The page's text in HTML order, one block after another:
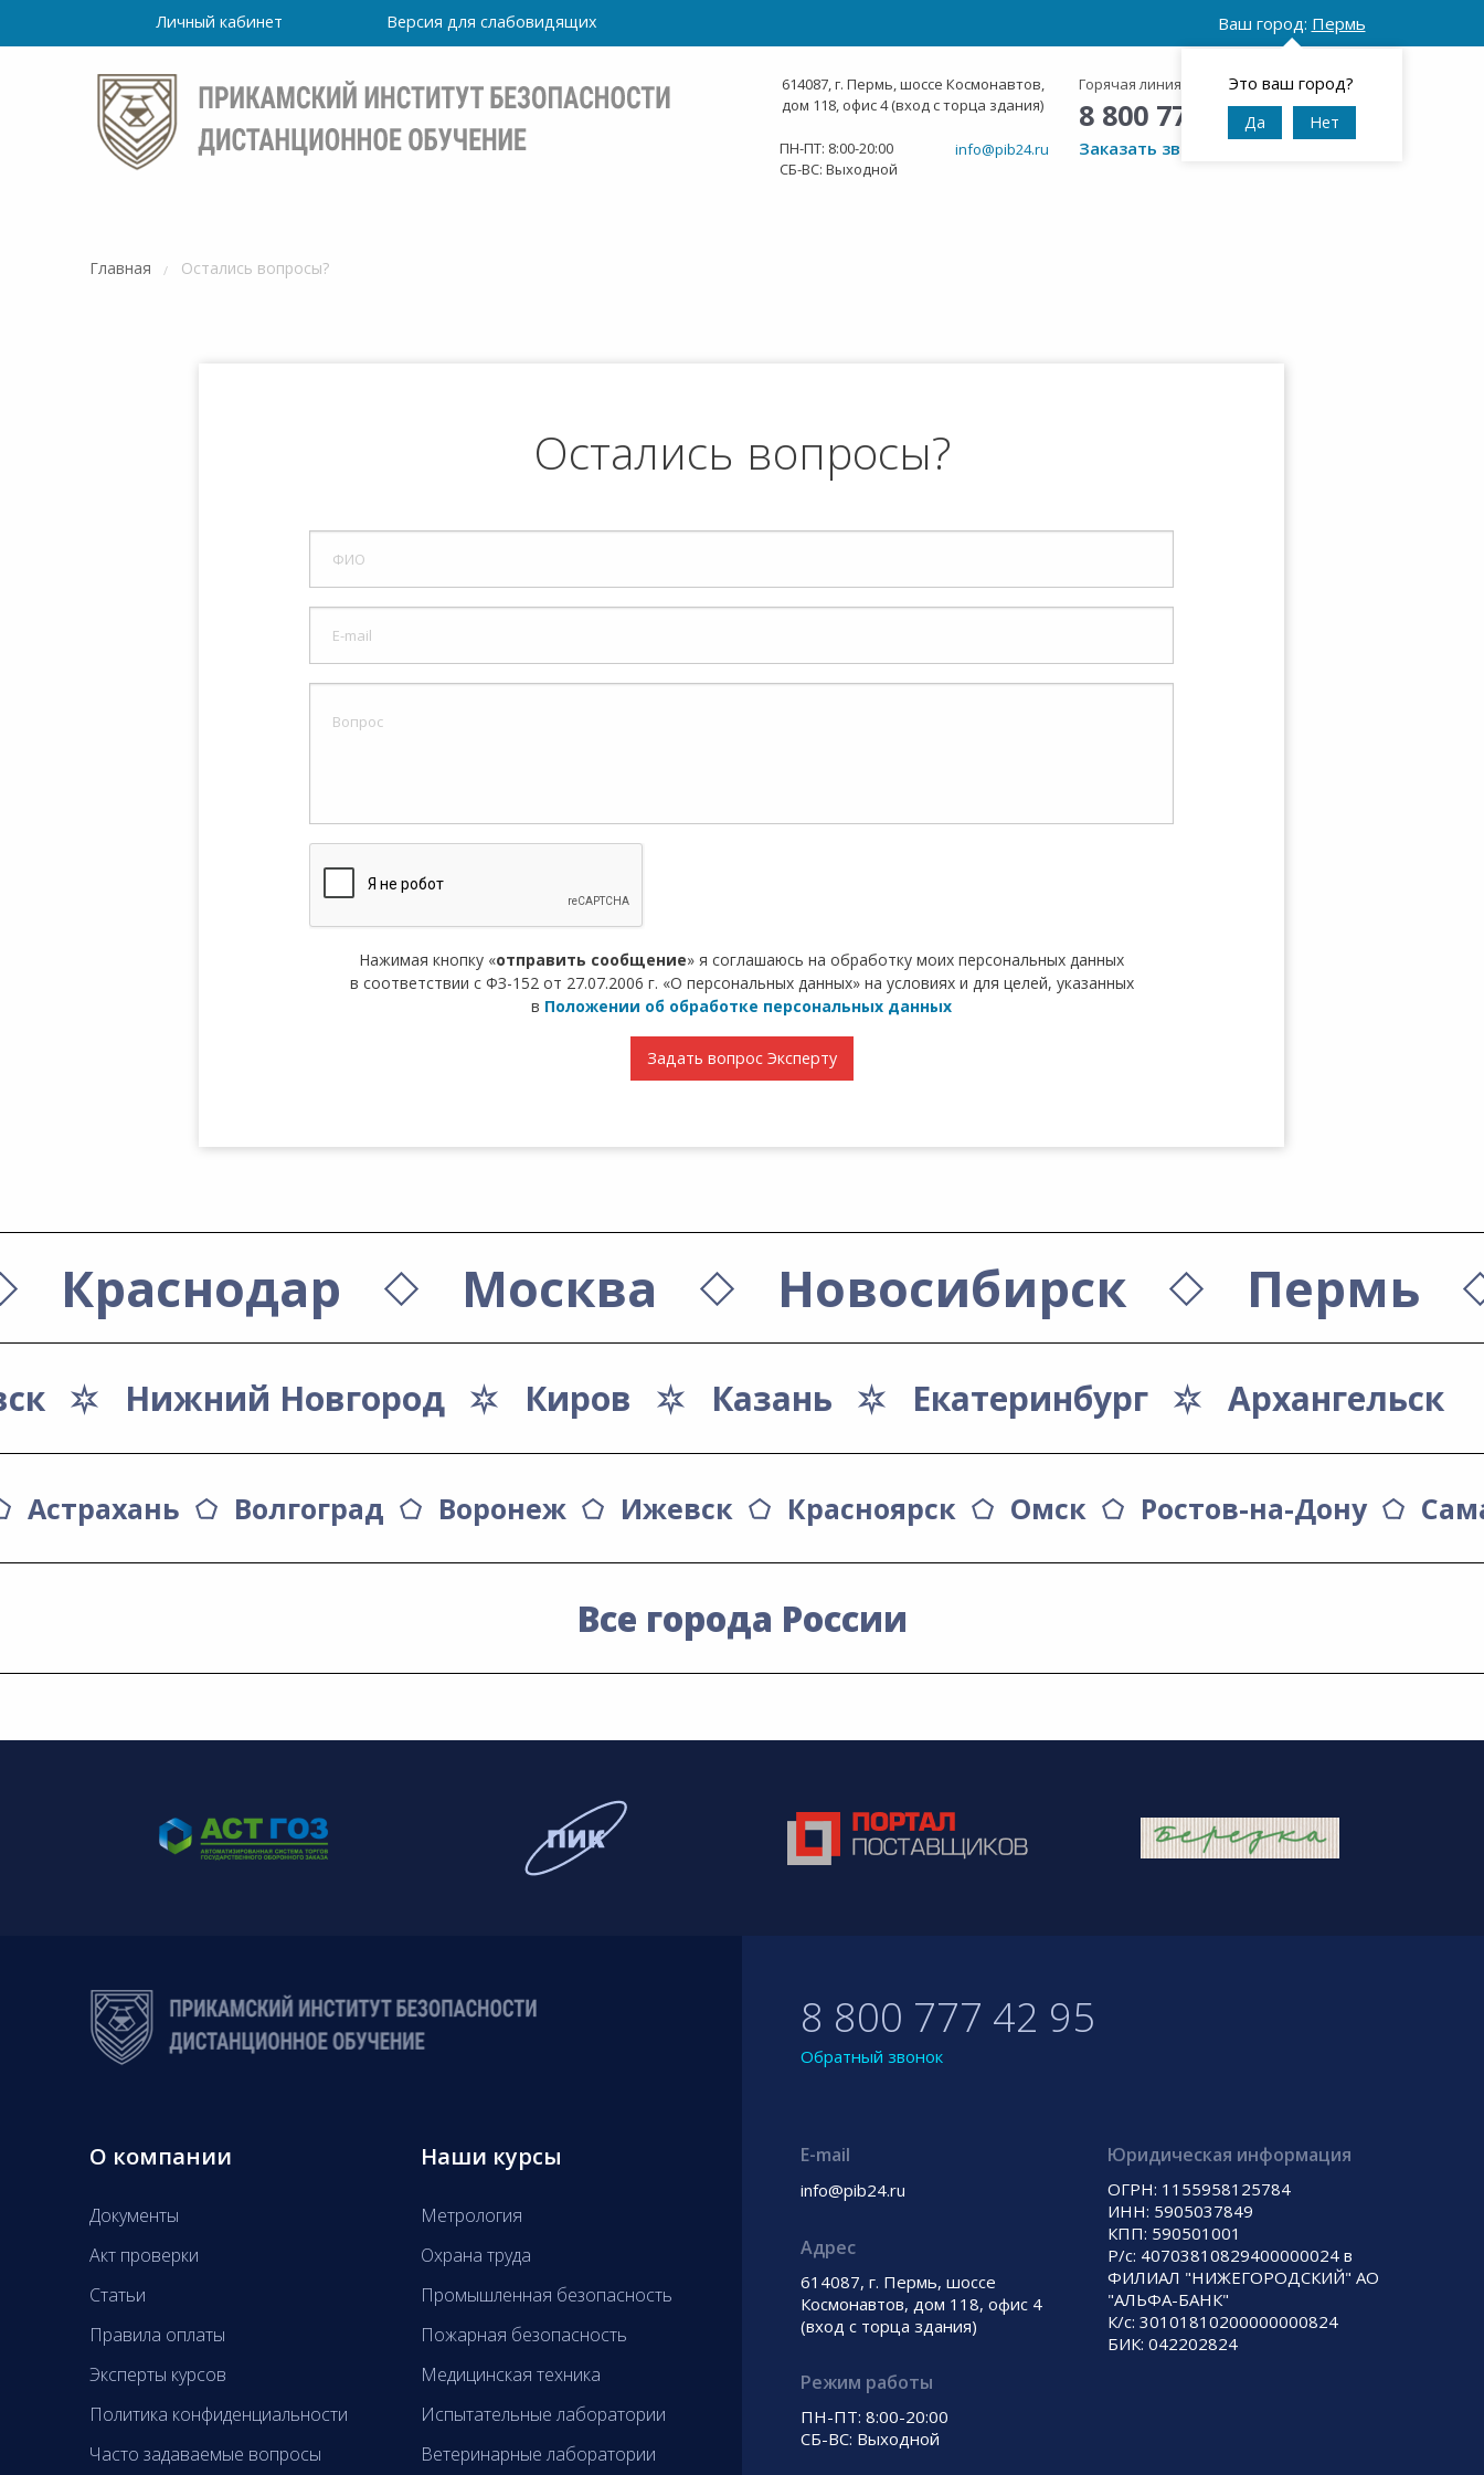
Личный кабинет Версия для слабовидящих Ваш город: Пермь
Это ваш город?
Да Нет
614087, г. Пермь, шоссе Космонавтов,
дом 118, офис 4 (вход с торца здания)
ПН-ПТ: 8:00-20:00
СБ-ВС: Выходной
info@pib24.ru
Горячая линия: Круглосуточно
8 800 777 42 95
Заказать звонок
Главная Остались вопросы?
Остались вопросы?
Нажимая кнопку «отправить сообщение» я соглашаюсь на обработку моих персональных данных
в соответствии с ФЗ-152 от 27.07.2006 г. «О персональных данных» на условиях и для целей, указанных
в Положении об обработке персональных данных
Задать вопрос Эксперту
Краснодар Москва Новосибирск Пермь
Архангельск
Екатеринбург
Казань
Киров
Нижний Новгород
Астрахань Волгоград Воронеж Ижевск Красноярск Омск Ростов-на-Дону
Все города России
О компании
Документы
Акт проверки
Статьи
Правила оплаты
Эксперты курсов
Политика конфиденциальности
Часто задаваемые вопросы
Наши курсы
Метрология
Охрана труда
Промышленная безопасность
Пожарная безопасность
Медицинская техника
Испытательные лаборатории
Ветеринарные лаборатории
8 800 777 42 95
Обратный звонок
E-mail
info@pib24.ru
Адрес
614087, г. Пермь, шоссе
Космонавтов, дом 118, офис 4
(вход с торца здания)
Режим работы
ПН-ПТ: 8:00-20:00
СБ-ВС: Выходной
Юридическая информация
ОГРН: 1155958125784
ИНН: 5905037849
КПП: 590501001
Р/с: 40703810829400000024 в
ФИЛИАЛ "НИЖЕГОРОДСКИЙ" АО
"АЛЬФА-БАНК"
К/с: 30101810200000000824
БИК: 042202824